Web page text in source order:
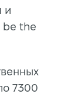
и
be the
7300